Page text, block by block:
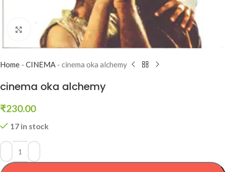
Click to enlarge
Home - CINEMA - cinema oka alchemy
cinema oka alchemy
₹230.00
17 in stock